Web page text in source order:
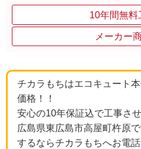
10年間無料
メーカー
チカラもちはエコキュート
価格！！
安心の10年保証込で工事さ
広島県東広島市高屋町杵原
するならチカラもちへお電話